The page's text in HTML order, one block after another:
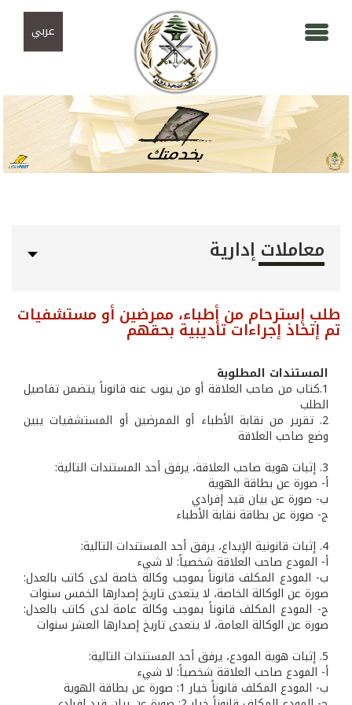
عربي
معاملات إدارية
طلب إسترحام من أطباء، ممرضين أو مستشفيات
تم إتخاذ إجراءات تأديبية بحقهم
المستندات المطلوبة
1.كتاب من صاحب العلاقة أو من ينوب عنه قانوناً يتضمن تفاصيل
الطلب
2. تقرير من نقابة الأطباء أو الممرضين أو المستشفيات يبين
وضع صاحب العلاقة
3. إثبات هوية صاحب العلاقة، يرفق أحد المستندات التالية:
أ- صورة عن بطاقة الهوية
ب‌- صورة عن بيان قيد إفرادي
ج- صورة عن بطاقة نقابة الأطباء
4. إثبات قانونية الإيداع، يرفق أحد المستندات التالية:
‌أ- المودع صاحب العلاقة شخصياً: لا شيء
‌ب- المودع المكلف قانوناً بموجب وكالة خاصة لدى كاتب بالعدل:
صورة عن الوكالة الخاصة، لا يتعدى تاريخ إصدارها الخمس سنوات
‌ج- المودع المكلف قانوناً بموجب وكالة عامة لدى كاتب بالعدل:
صورة عن الوكالة العامة، لا يتعدى تاريخ إصدارها العشر سنوات
5. إثبات هوية المودع، يرفق أحد المستندات التالية:
‌أ- المودع صاحب العلاقة شخصياً: لا شيء
‌ب- المودع المكلف قانوناً خيار 1: صورة عن بطاقة الهوية